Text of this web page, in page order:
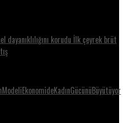
dayanıklılığını korudu İlk çeyrek brüt